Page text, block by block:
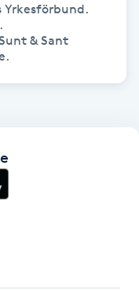
Yrkesförbund.
& Sant